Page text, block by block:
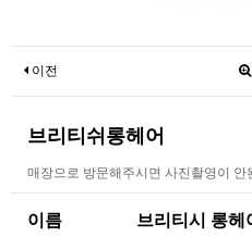
이전
브리티쉬롱헤어
매장으로 방문해주시면 사진촬영이
이름
브리티시 롱헤